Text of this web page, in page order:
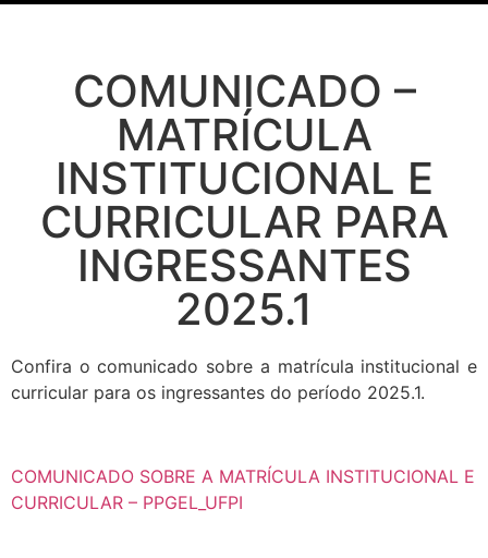
COMUNICADO –
MATRÍCULA
INSTITUCIONAL E
CURRICULAR PARA
INGRESSANTES
2025.1
Confira o comunicado sobre a matrícula institucional e
curricular para os ingressantes do período 2025.1.
COMUNICADO SOBRE A MATRÍCULA INSTITUCIONAL E
CURRICULAR – PPGEL_UFPI